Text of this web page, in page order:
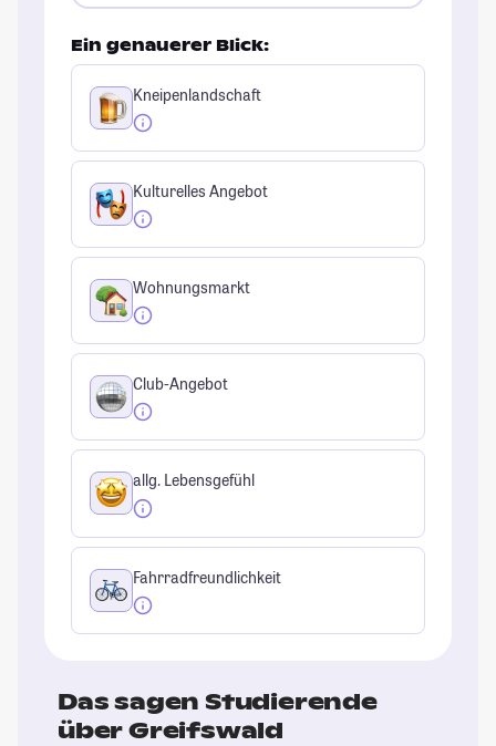
Ein genauerer Blick:
Kneipenlandschaft
Kulturelles Angebot
Wohnungsmarkt
Club-Angebot
allg. Lebensgefühl
Fahrradfreundlichkeit
Das sagen Studierende
über Greifswald